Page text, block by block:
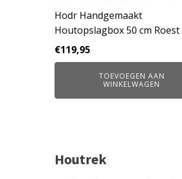
Hodr Handgemaakt
Houtopslagbox 50 cm Roest
€119,95
TOEVOEGEN AAN
WINKELWAGEN
Houtrek